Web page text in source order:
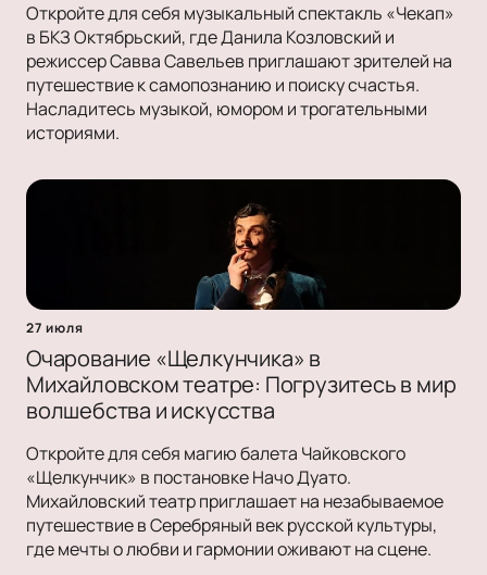
Откройте для себя музыкальный спектакль «Чекап»
в БКЗ Октябрьский, где Данила Козловский и
режиссер Савва Савельев приглашают зрителей на
путешествие к самопознанию и поиску счастья.
Насладитесь музыкой, юмором и трогательными
историями.
27 июля
Очарование «Щелкунчика» в
Михайловском театре: Погрузитесь в мир
волшебства и искусства
Откройте для себя магию балета Чайковского
«Щелкунчик» в постановке Начо Дуато.
Михайловский театр приглашает на незабываемое
путешествие в Серебряный век русской культуры,
где мечты о любви и гармонии оживают на сцене.